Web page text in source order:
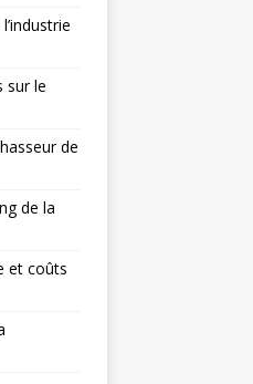
sur le
de
de la
et coûts